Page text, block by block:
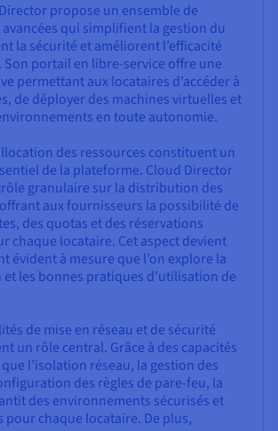
propose un ensemble de
qui simplifient la gestion du
la sécurité et améliorent l’efficacité
portail en libre-service offre une
permettant aux locataires d’accéder à
de déployer des machines virtuelles et
en toute autonomie.
des ressources constituent un
de la plateforme. Cloud Director
granulaire sur la distribution des
aux fournisseurs la possibilité de
des quotas et des réservations
chaque locataire. Cet aspect devient
évident à mesure que l’on explore la
les bonnes pratiques d’utilisation de
de mise en réseau et de sécurité
un rôle central. Grâce à des capacités
l’isolation réseau, la gestion des
des règles de pare-feu, la
des environnements sécurisés et
pour chaque locataire. De plus,